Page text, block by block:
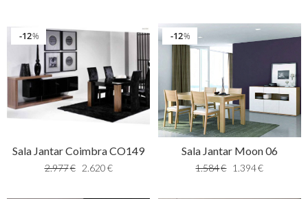
%
12
Sala Jantar Coimbra CO149
2.977€ 2.620€
%
12
Sala Jantar Moon 06
1.584€ 1.394€